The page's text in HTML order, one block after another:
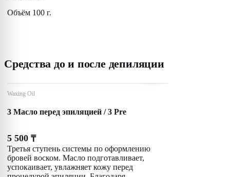
Объём 100 г.
Средства до и после депиляции
Waxing Oil
3 Масло перед эпиляцией / 3 Pre
5 500 ₸
Третья ступень системы по оформлению
бровей воском. Масло подготавливает,
успокаивает, увлажняет кожу перед